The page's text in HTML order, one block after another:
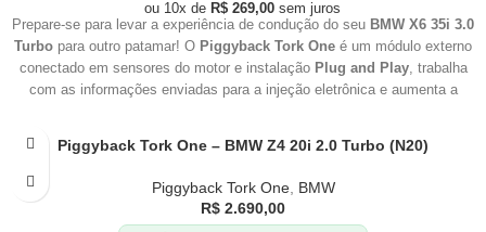
ou 10x de R$ 269,00 sem juros
Prepare-se para levar a experiência de condução do seu BMW X6 35i 3.0
Turbo para outro patamar! O Piggyback Tork One é um módulo externo
conectado em sensores do motor e instalação Plug and Play, trabalha
com as informações enviadas para a injeção eletrônica e aumenta a
Piggyback Tork One – BMW Z4 20i 2.0 Turbo (N20)
Piggyback Tork One, BMW
R$ 2.690,00